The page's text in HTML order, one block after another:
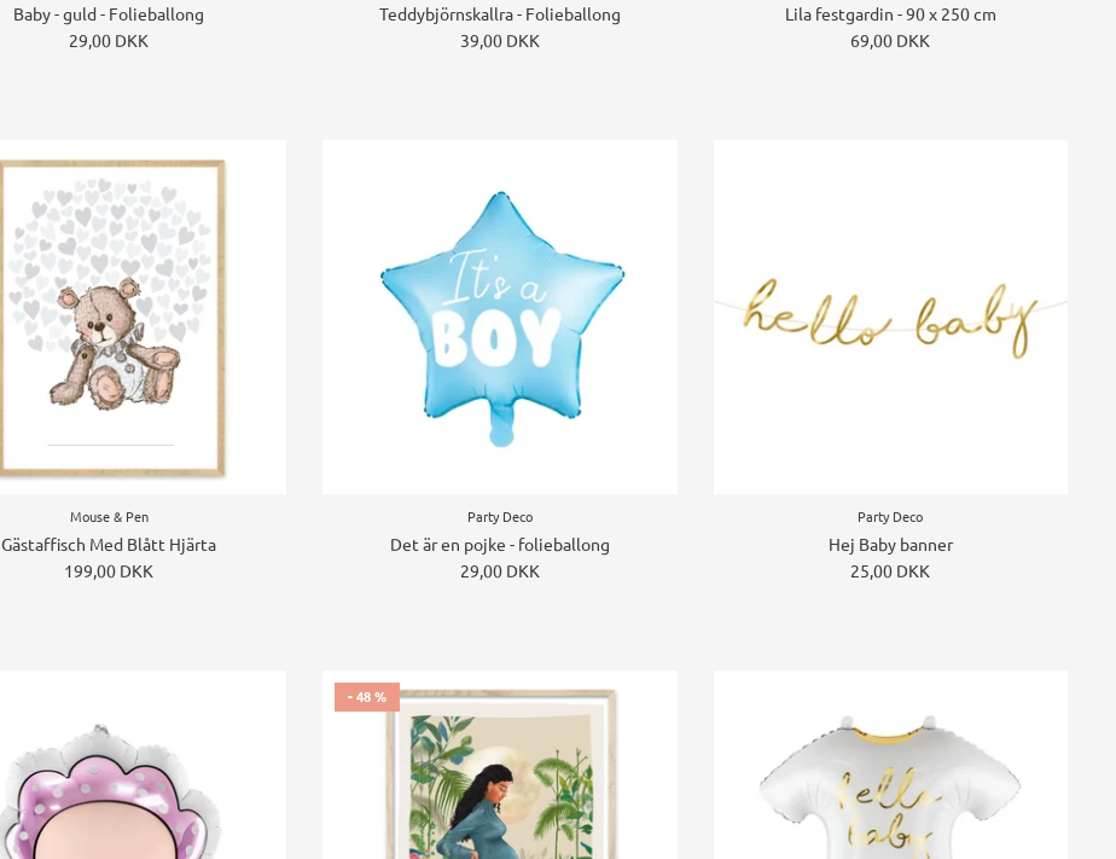
Baby - guld - Folieballong
29,00 DKK
Teddybjörnskallra - Folieballong
39,00 DKK
Lila festgardin - 90 x 250 cm
69,00 DKK
Mouse & Pen
Gästaffisch Med Blått Hjärta
199,00 DKK
Party Deco
Det är en pojke - folieballong
29,00 DKK
Party Deco
Hej Baby banner
25,00 DKK
- 48 %